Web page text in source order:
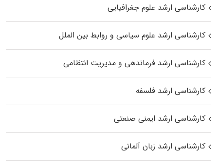
کارشناسی ارشد علوم جغرافیایی
کارشناسی ارشد علوم سیاسی و روابط بین الملل
کارشناسی ارشد فرماندهی و مدیریت انتظامی
کارشناسی ارشد فلسفه
کارشناسی ارشد ایمنی صنعتی
کارشناسی ارشد زبان آلمانی